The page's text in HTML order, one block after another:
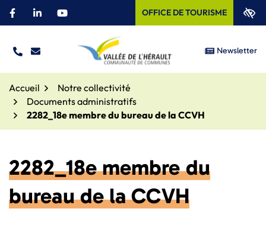
Aller
Facebook
(ouverture dans un nouvel onglet)
Linkedin
(ouverture dans un nouvel onglet)
YouTube
(ouverture dans un nouvel onglet)
OFFICE DE TOURISME
TÉL. NOUS ÉCRIRE Site officiel –
Newsletter
Accueil
Notre collectivité
Documents administratifs
2282_18e membre du bureau de la CCVH
2282_18e membre du
bureau de la CCVH